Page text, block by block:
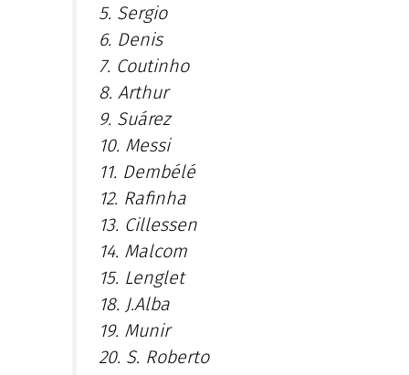
5. Sergio
6. Denis
7. Coutinho
8. Arthur
9. Suárez
10. Messi
11. Dembélé
12. Rafinha
13. Cillessen
14. Malcom
15. Lenglet
18. J.Alba
19. Munir
20. S. Roberto